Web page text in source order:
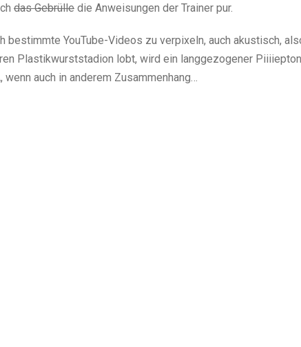
das Gebrülle die Anweisungen der Trainer pur.
bestimmte YouTube-Videos zu verpixeln, auch akustisch,
Plastikwurststadion lobt, wird ein langgezogener
auch in anderem Zusammenhang…